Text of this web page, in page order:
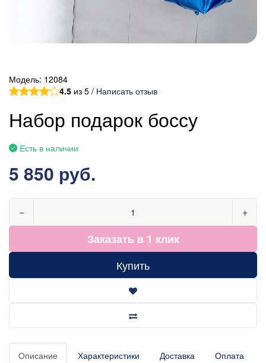
Модель: 12084
4.5 из 5 / Написать отзыв
Набор подарок боссу
Есть в наличии
5 850 руб.
− +
Заказать в 1 клик
Купить
Описание Характеристики Доставка Оплата